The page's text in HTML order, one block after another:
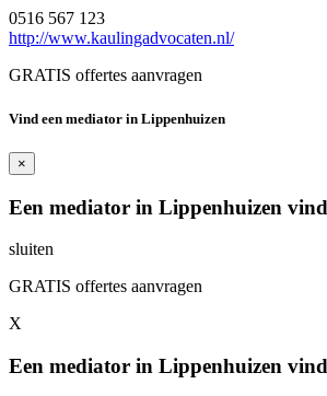
0516 567 123
http://www.kaulingadvocaten.nl/
GRATIS offertes aanvragen
Vind een mediator in Lippenhuizen
×
Een mediator in Lippenhuizen
sluiten
GRATIS offertes aanvragen
X
Een mediator in Lippenhuizen